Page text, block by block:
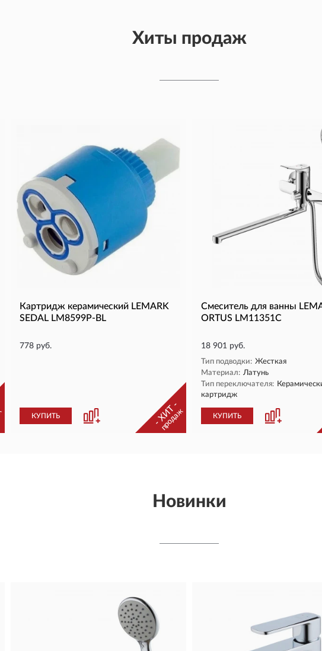
Хиты продаж
Картридж керамический LEMARK
SEDAL LM8599P-BL
778 руб.
КУПИТЬ - ХИТ -
продаж
Смеситель для ванны
ORTUS LM11351C
18 901 руб.
Тип подводки: Жесткая
Материал: Латунь
Тип переключателя:
картридж
КУПИТЬ
Новинки